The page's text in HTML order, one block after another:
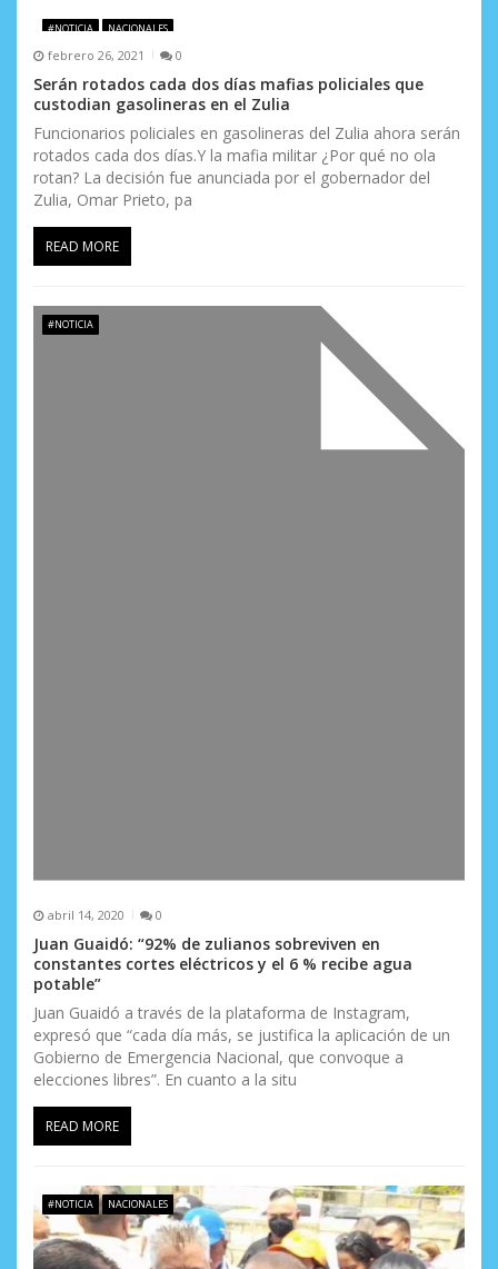
e
n
t
r
a
d
s
#NOTICIA NACIONALES
febrero 26, 2021 0
Serán rotados cada dos días mafias policiales que
custodian gasolineras en el Zulia
Funcionarios policiales en gasolineras del Zulia ahora serán
rotados cada dos días.Y la mafia militar ¿Por qué no ola
rotan? La decisión fue anunciada por el gobernador del
Zulia, Omar Prieto, pa
READ MORE
#NOTICIA
abril 14, 2020 0
Juan Guaidó: “92% de zulianos sobreviven en
constantes cortes eléctricos y el 6 % recibe agua
potable”
Juan Guaidó a través de la plataforma de Instagram,
expresó que “cada día más, se justifica la aplicación de un
Gobierno de Emergencia Nacional, que convoque a
elecciones libres”. En cuanto a la situ
READ MORE
#NOTICIA NACIONALES